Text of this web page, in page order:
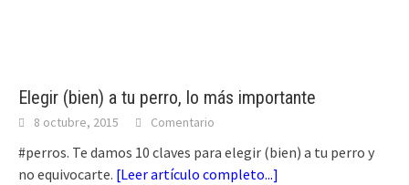
Elegir (bien) a tu perro, lo más importante
8 octubre, 2015 Comentario
#perros. Te damos 10 claves para elegir (bien) a tu perro y
no equivocarte. [Leer artículo completo...]